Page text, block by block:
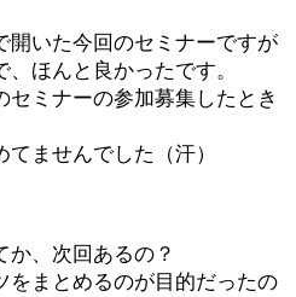
開いた今回のセミナーですが
ほんと良かったです。
セミナーの参加募集したとき
ませんでした（汗）
か、次回あるの？
をまとめるのが目的だったの